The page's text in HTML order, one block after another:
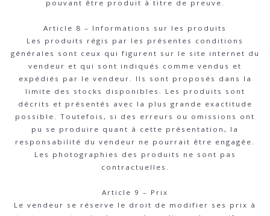
pouvant être produit à titre de preuve.
Article 8 – Informations sur les produits
Les produits régis par les présentes conditions
générales sont ceux qui figurent sur le site internet du
vendeur et qui sont indiqués comme vendus et
expédiés par le vendeur. Ils sont proposés dans la
limite des stocks disponibles. Les produits sont
décrits et présentés avec la plus grande exactitude
possible. Toutefois, si des erreurs ou omissions ont
pu se produire quant à cette présentation, la
responsabilité du vendeur ne pourrait être engagée.
Les photographies des produits ne sont pas
contractuelles.
Article 9 – Prix
Le vendeur se réserve le droit de modifier ses prix à